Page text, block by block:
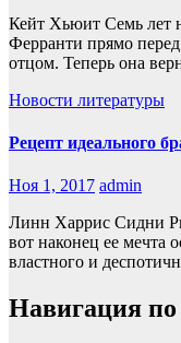
Кейт Хьюит Семь лет
Ферранти прямо
отцом. Теперь она
Новости литературы
Рецепт идеального
Ноя 1, 2017 admin
Линн Харрис Сидни
вот наконец ее мечта
властного и
Навигация по